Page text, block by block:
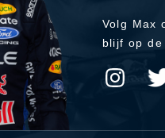
Volg Max
blijf op de